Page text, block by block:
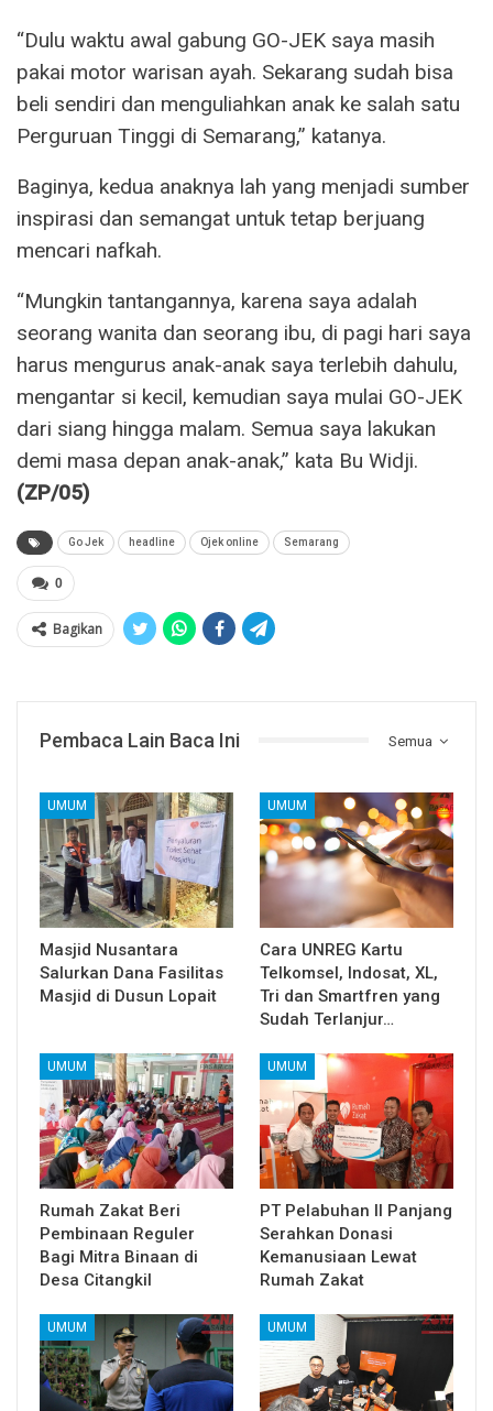
“Dulu waktu awal gabung GO-JEK saya masih
pakai motor warisan ayah. Sekarang sudah bisa
beli sendiri dan menguliahkan anak ke salah satu
Perguruan Tinggi di Semarang,” katanya.
Baginya, kedua anaknya lah yang menjadi sumber
inspirasi dan semangat untuk tetap berjuang
mencari nafkah.
“Mungkin tantangannya, karena saya adalah
seorang wanita dan seorang ibu, di pagi hari saya
harus mengurus anak-anak saya terlebih dahulu,
mengantar si kecil, kemudian saya mulai GO-JEK
dari siang hingga malam. Semua saya lakukan
demi masa depan anak-anak,” kata Bu Widji.
(ZP/05)
Go Jek headline Ojek online Semarang
0
Bagikan
Semua
Pembaca Lain Baca Ini
UMUM
Masjid Nusantara
Salurkan Dana Fasilitas
Masjid di Dusun Lopait
UMUM
Cara UNREG Kartu
Telkomsel, Indosat, XL,
Tri dan Smartfren yang
Sudah Terlanjur…
UMUM
Rumah Zakat Beri
Pembinaan Reguler
Bagi Mitra Binaan di
Desa Citangkil
UMUM
PT Pelabuhan II Panjang
Serahkan Donasi
Kemanusiaan Lewat
Rumah Zakat
UMUM UMUM